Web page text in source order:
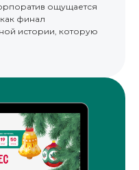
ощущается
финал
истории, которую